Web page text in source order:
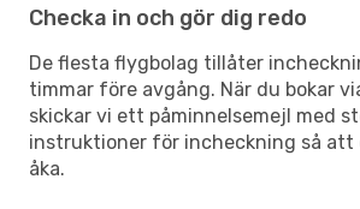
Checka in och gör dig redo
De flesta flygbolag tillåter
timmar före avgång. När du bokar
skickar vi ett påminnelsemejl med
instruktioner för incheckning så att
åka.